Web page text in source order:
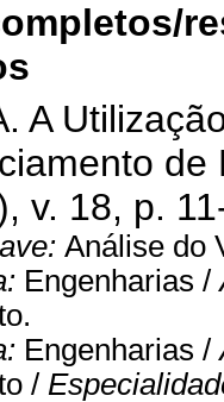
A
de
v. 18, p.
Análise do
Engenharias /
Engenharias /
/